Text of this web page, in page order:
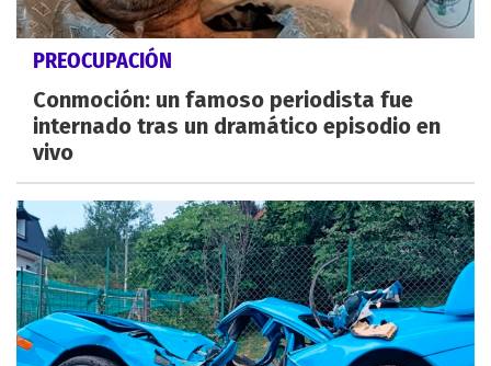
PREOCUPACIÓN
Conmoción: un famoso periodista fue
internado tras un dramático episodio en
vivo